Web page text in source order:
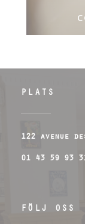
PLATS
122 avenue
01 43 59 93
FÖLJ OSS